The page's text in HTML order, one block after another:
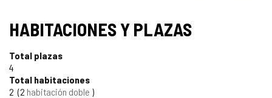
SELLO
TURISMO
DE
CONFIANZA
HABITACIONES Y PLAZAS
Total plazas
4
Total habitaciones
2 2 habitación doble